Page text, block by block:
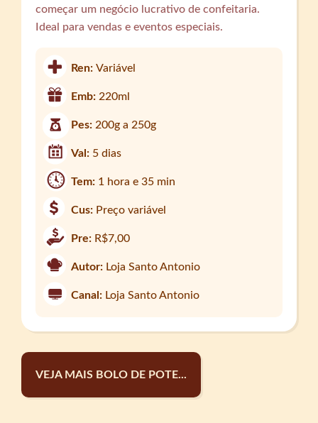
começar um negócio lucrativo de confeitaria.
Ideal para vendas e eventos especiais.
Ren:Variável
Emb: 220ml
Pes: 200g a 250g
Val: 5 dias
Tem: 1 hora e 35 min
Cus: Preço variável
Pre: R$7,00
Autor: Loja Santo Antonio
Canal: Loja Santo Antonio
VEJA MAIS BOLO DE POTE...